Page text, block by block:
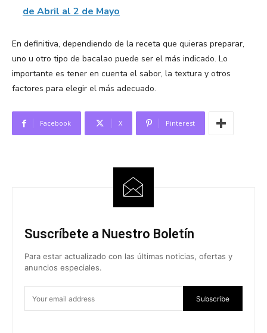
de Abril al 2 de Mayo
En definitiva, dependiendo de la receta que quieras preparar,
uno u otro tipo de bacalao puede ser el más indicado. Lo
importante es tener en cuenta el sabor, la textura y otros
factores para elegir el más adecuado.
Facebook X Pinterest
Suscríbete a Nuestro Boletín
Para estar actualizado con las últimas noticias, ofertas y
anuncios especiales.
Subscribe